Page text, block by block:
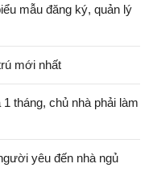
mẫu đăng ký, quản lý
mới nhất
tháng, chủ nhà phải làm
yêu đến nhà ngủ